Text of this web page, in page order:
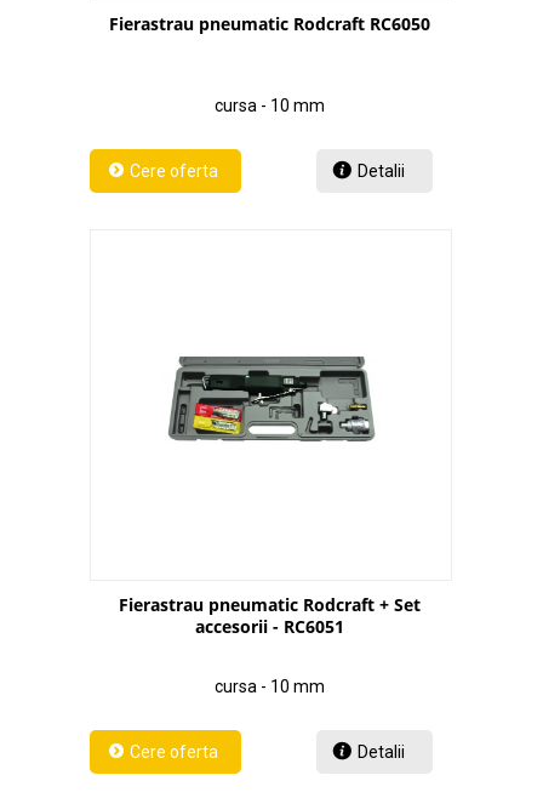
Fierastrau pneumatic Rodcraft RC6050
cursa - 10 mm
Detalii
Fierastrau pneumatic Rodcraft + Set
accesorii - RC6051
cursa - 10 mm
Detalii